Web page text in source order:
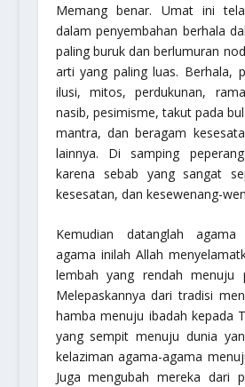
Memang benar. Umat ini
dalam penyembahan berhala
paling buruk dan berlumuran
arti yang paling luas. Berhala,
ilusi, mitos, perdukunan,
nasib, pesimisme, takut pada
mantra, dan beragam
lainnya. Di samping
karena sebab yang sangat
kesesatan, dan kesewenang-
Kemudian datanglah
agama inilah Allah
lembah yang rendah menuju
Melepaskannya dari tradisi
hamba menuju ibadah kepada
yang sempit menuju dunia
kelaziman agama-agama
Juga mengubah mereka dari